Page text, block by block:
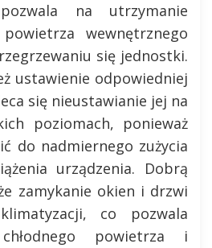
na utrzymanie
wewnętrznego
się jednostki.
ustawienie odpowiedniej
się nieustawianie jej na
poziomach, ponieważ
do nadmiernego zużycia
urządzenia. Dobrą
zamykanie okien i drzwi
co pozwala
powietrza i